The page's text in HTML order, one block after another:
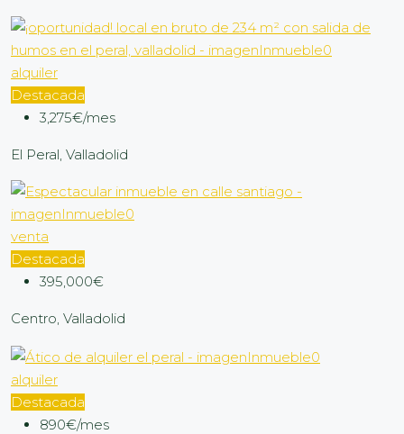
alquiler
Destacada
3,275€/mes
El Peral, Valladolid
venta
Destacada
395,000€
Centro, Valladolid
alquiler
Destacada
890€/mes